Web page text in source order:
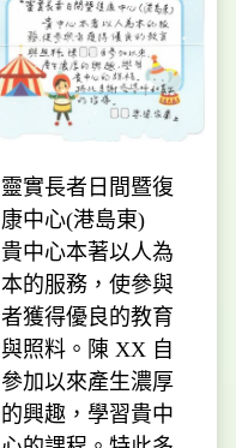
靈實長者日間暨復
康中心(港島東)
貴中心本著以人為
本的服務，使參與
者獲得優良的教育
與照料。陳 XX 自
參加以來產生濃厚
的興趣，學習貴中